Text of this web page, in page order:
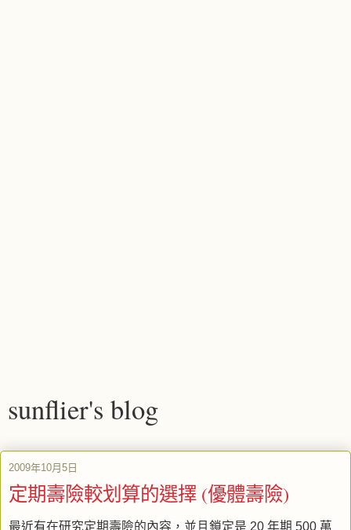
sunflier's blog
2009年10月5日
定期壽險較划算的選擇 (優體壽險)
最近有在研究定期壽險的內容，並且鎖定是 20 年期 500 萬